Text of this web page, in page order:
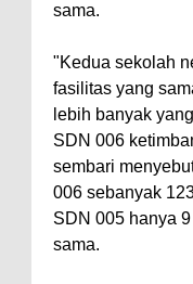
sama.
"Kedua sekolah
fasilitas yang
lebih banyak
SDN 006
sembari
006 sebanyak
SDN 005 hanya
sama.